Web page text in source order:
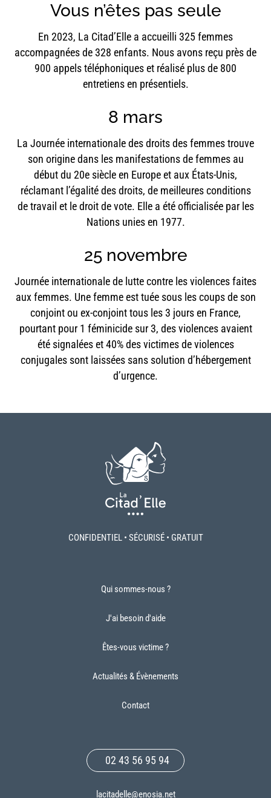
Vous n’êtes pas seule
En 2023, La Citad’Elle a accueilli 325 femmes
accompagnées de 328 enfants. Nous avons reçu près de
900 appels téléphoniques et réalisé plus de 800
entretiens en présentiels.
8 mars
La Journée internationale des droits des femmes trouve
son origine dans les manifestations de femmes au
début du 20e siècle en Europe et aux États-Unis,
réclamant l’égalité des droits, de meilleures conditions
de travail et le droit de vote. Elle a été officialisée par les
Nations unies en 1977.
25 novembre
Journée internationale de lutte contre les violences faites
aux femmes. Une femme est tuée sous les coups de son
conjoint ou ex-conjoint tous les 3 jours en France,
pourtant pour 1 féminicide sur 3, des violences avaient
été signalées et 40% des victimes de violences
conjugales sont laissées sans solution d’hébergement
d’urgence.
CONFIDENTIEL • SÉCURISÉ • GRATUIT
Qui sommes-nous ?
J'ai besoin d'aide
Êtes-vous victime ?
Actualités & Évènements
Contact
02 43 56 95 94
lacitadelle@enosia.net